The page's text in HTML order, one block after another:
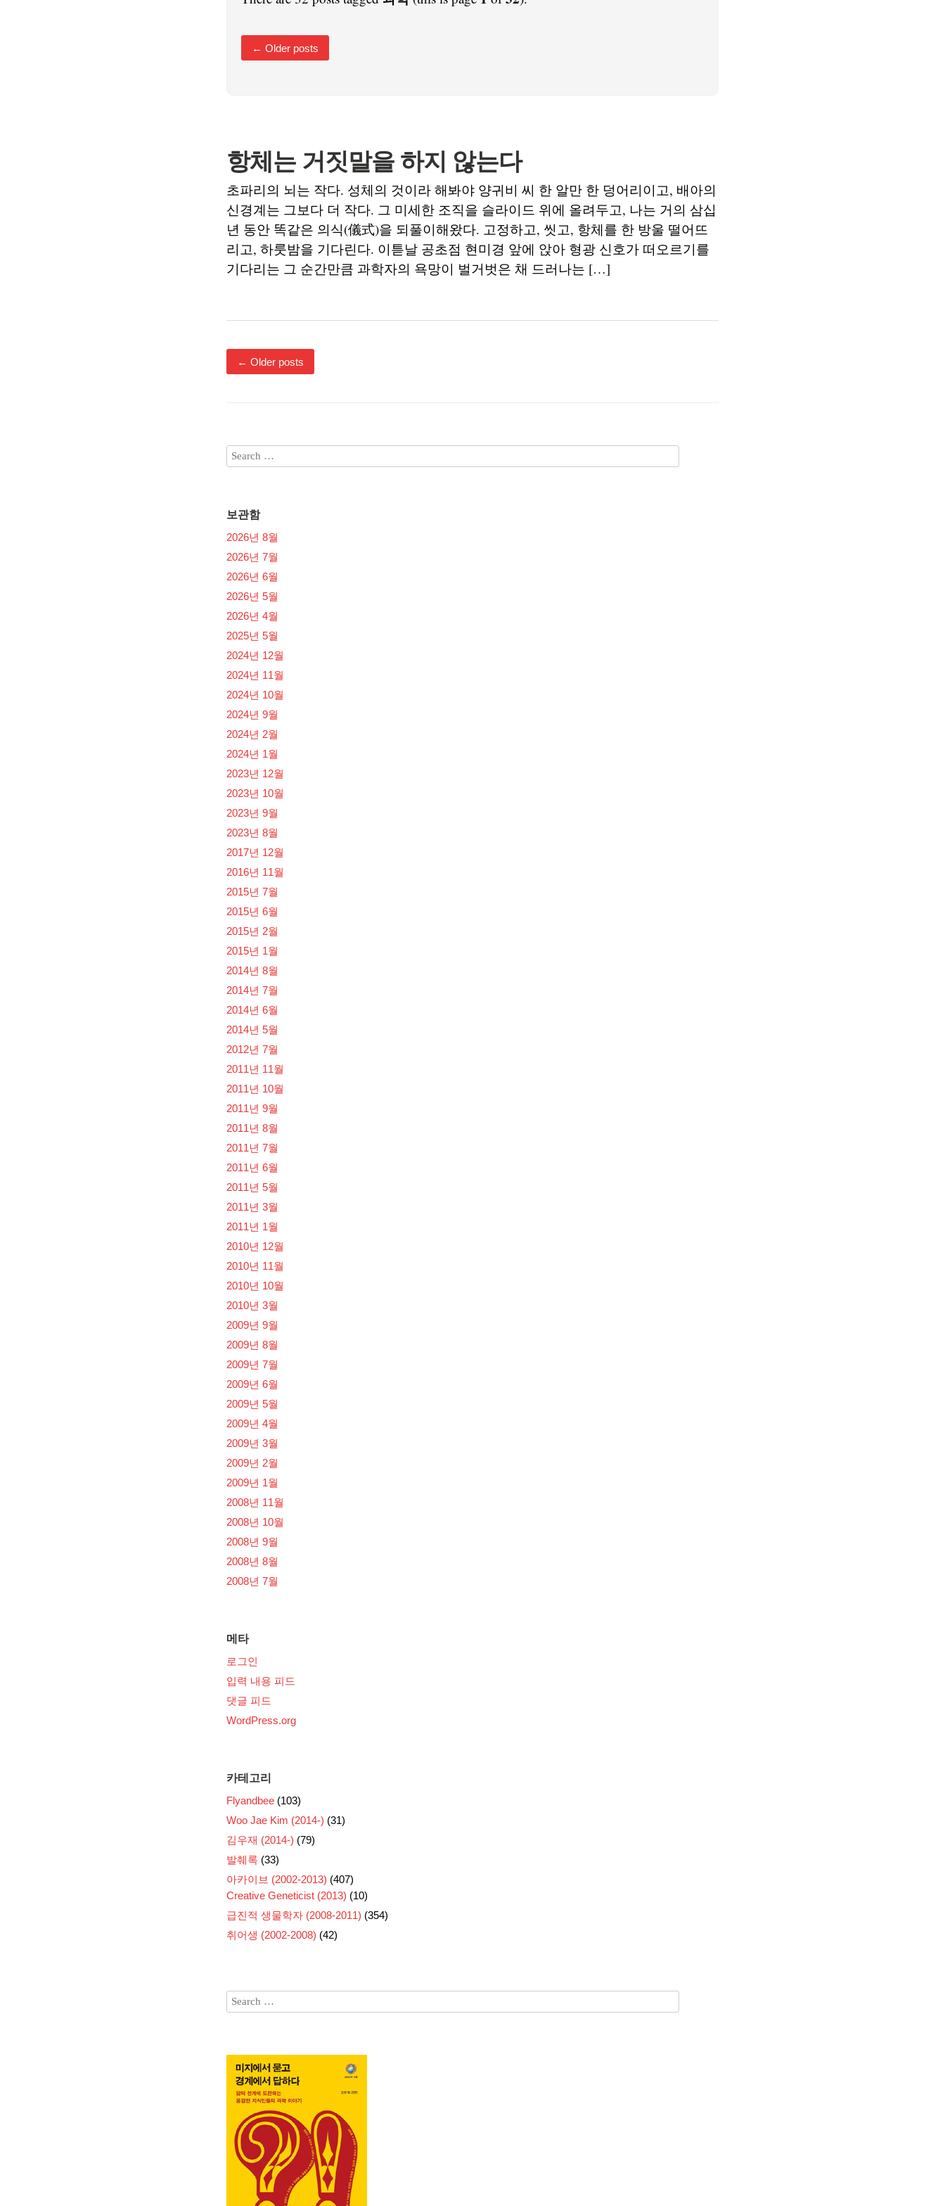
← Older posts
항체는 거짓말을 하지 않는다
초파리의 뇌는 작다. 성체의 것이라 해봐야 양귀비 씨 한 알만 한 덩어리이고, 배아의
신경계는 그보다 더 작다. 그 미세한 조직을 슬라이드 위에 올려두고, 나는 거의 삼십
년 동안 똑같은 의식(儀式)을 되풀이해왔다. 고정하고, 씻고, 항체를 한 방울 떨어뜨
리고, 하룻밤을 기다린다. 이튿날 공초점 현미경 앞에 앉아 형광 신호가 떠오르기를
기다리는 그 순간만큼 과학자의 욕망이 벌거벗은 채 드러나는 […]
← Older posts
보관함
2026년 8월
2026년 7월
2026년 6월
2026년 5월
2026년 4월
2025년 5월
2024년 12월
2024년 11월
2024년 10월
2024년 9월
2024년 2월
2024년 1월
2023년 12월
2023년 10월
2023년 9월
2023년 8월
2017년 12월
2016년 11월
2015년 7월
2015년 6월
2015년 2월
2015년 1월
2014년 8월
2014년 7월
2014년 6월
2014년 5월
2012년 7월
2011년 11월
2011년 10월
2011년 9월
2011년 8월
2011년 7월
2011년 6월
2011년 5월
2011년 3월
2011년 1월
2010년 12월
2010년 11월
2010년 10월
2010년 3월
2009년 9월
2009년 8월
2009년 7월
2009년 6월
2009년 5월
2009년 4월
2009년 3월
2009년 2월
2009년 1월
2008년 11월
2008년 10월
2008년 9월
2008년 8월
2008년 7월
메타
로그인
입력 내용 피드
댓글 피드
WordPress.org
카테고리
Flyandbee (103)
Woo Jae Kim (2014-) (31)
김우재 (2014-) (79)
발췌록 (33)
아카이브 (2002-2013) (407)
Creative Geneticist (2013) (10)
급진적 생물학자 (2008-2011) (354)
취어생 (2002-2008) (42)